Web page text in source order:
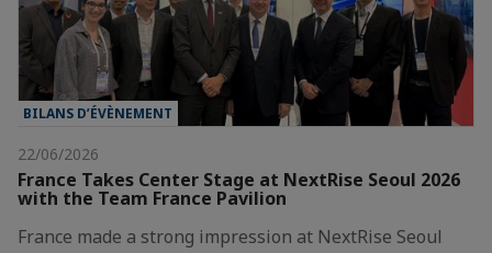
BILANS D’ÉVÈNEMENT
22/06/2026
France Takes Center Stage at NextRise Seoul 2026
with the Team France Pavilion
France made a strong impression at NextRise Seoul